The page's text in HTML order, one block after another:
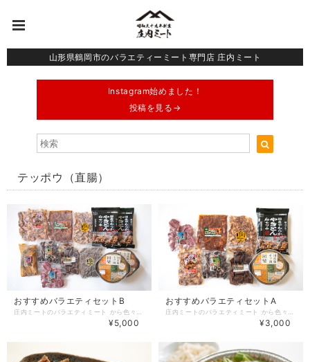
山形県鶴岡市のバラエティーミート専門店 庄内ミート
Instagram始めました！
投稿を見る→
テッポウ（直腸）
おすすめバラエティセットB
庄内ミートのバラエティミート から色々な部位を楽しめるバラエティセットができました。 〈商品内容〉11品目13商品 ・やきとん白モツ串 甘辛たれ付（5本）×2個 ・網焼きレバー 秘伝のタレ（300g）×1個 ・網焼きレバー 岩塩ごま味（300g）×1個 ・直火焼きカシラ やみつき辛味噌たれ（250g）×2個 ・直火焼豚なんこつ 蒲焼のタレ（300g）×1個 ・豚もつ味付 コチュジャン味（300g）×1個 ・豚タンスモーク 塩味（200g）×1個 ・団欒モツ鍋 味噌味（200g）×1個 ・団欒モツ鍋 キムチ味（200g）×1個 ・直火焼ハツ 岩塩ごま味（300g）×1個 ・豚タン味噌漬 秘伝の味噌（700g）×1個 ※本商品は、冷凍した状態でお届けします。 ※写真はイメージです。予告なくパッケージなどが変更する場合があります。
¥5,000
おすすめバラエティセットA
庄内ミートのバラエティミート から色々な部位を楽しめるバラエティセットができました。 〈商品内容〉8商品 ・やきとん白モツ串 甘辛たれ付（5本）×1個 ・網焼きレバー 秘伝のタレ（300g）×1個 ・直火焼きカシラ やみつき辛味噌たれ（250g）×1個 ・直火焼豚なんこつ 蒲焼のタレ（300g）×1個 ・豚もつ味付 コチュジャン味（300g）×1個 ・豚タンスモーク 塩味（200g）×1個 ・団欒モツ鍋 味噌味（200g）×1個 ・直火焼ハツ 岩塩ごま味（300g）×1個 ※本商品は、冷凍した状態でお届けします。 ※写真はイメージです。予告なくパッケージなどが変更する場合があります。
¥3,000